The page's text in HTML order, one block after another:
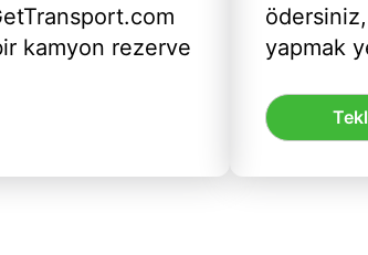
kamyon rezerve
yapmak